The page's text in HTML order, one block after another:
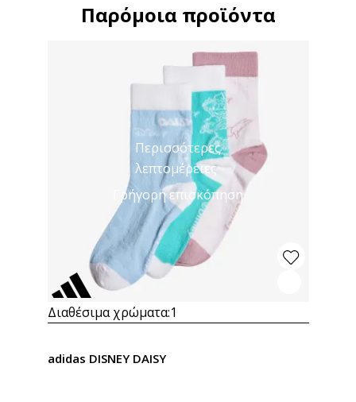
Παρόμοια προϊόντα
Περισσότερες
λεπτομέρειες
Γρήγορη επισκόπηση
Διαθέσιμα χρώματα:1
adidas DISNEY DAISY